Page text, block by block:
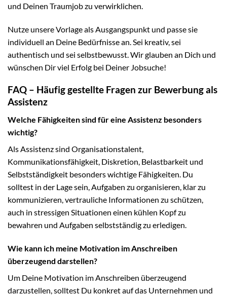
und Deinen Traumjob zu verwirklichen.
Nutze unsere Vorlage als Ausgangspunkt und passe sie
individuell an Deine Bedürfnisse an. Sei kreativ, sei
authentisch und sei selbstbewusst. Wir glauben an Dich und
wünschen Dir viel Erfolg bei Deiner Jobsuche!
FAQ – Häufig gestellte Fragen zur Bewerbung als
Assistenz
Welche Fähigkeiten sind für eine Assistenz besonders
wichtig?
Als Assistenz sind Organisationstalent,
Kommunikationsfähigkeit, Diskretion, Belastbarkeit und
Selbstständigkeit besonders wichtige Fähigkeiten. Du
solltest in der Lage sein, Aufgaben zu organisieren, klar zu
kommunizieren, vertrauliche Informationen zu schützen,
auch in stressigen Situationen einen kühlen Kopf zu
bewahren und Aufgaben selbstständig zu erledigen.
Wie kann ich meine Motivation im Anschreiben
überzeugend darstellen?
Um Deine Motivation im Anschreiben überzeugend
darzustellen, solltest Du konkret auf das Unternehmen und